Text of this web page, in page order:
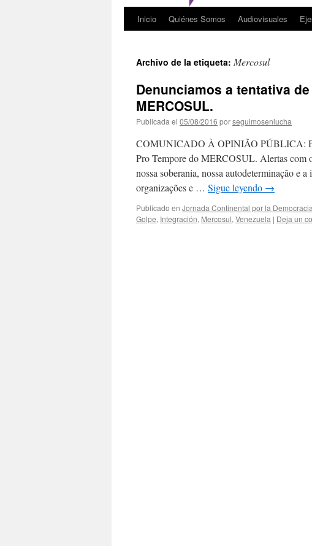
Inicio Quiénes Somos Audiovisuales
Archivo de la etiqueta: Mercosul
Denunciamos a tentativa
MERCOSUL.
Publicada el 05/08/2016 porseguimosenlucha
COMUNICADO À OPINIÃO PÚBLICA:
Pro Tempore do MERCOSUL. Alertas com
nossa soberania, nossa autodeterminação e
organizações e … Sigue leyendo →
Publicado en Jornada Continental por la
Golpe, Integración, Mercosul, Venezuela | Deja un